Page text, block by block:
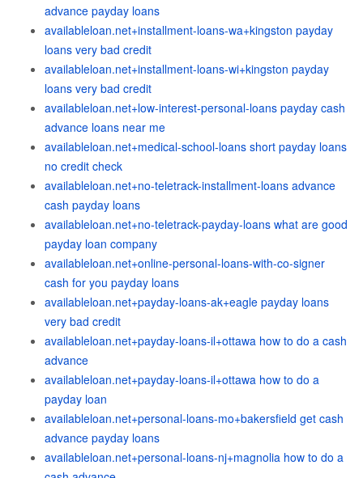
advance payday loans
availableloan.net+installment-loans-wa+kingston payday
loans very bad credit
availableloan.net+installment-loans-wi+kingston payday
loans very bad credit
availableloan.net+low-interest-personal-loans payday cash
advance loans near me
availableloan.net+medical-school-loans short payday loans
no credit check
availableloan.net+no-teletrack-installment-loans advance
cash payday loans
availableloan.net+no-teletrack-payday-loans what are good
payday loan company
availableloan.net+online-personal-loans-with-co-signer
cash for you payday loans
availableloan.net+payday-loans-ak+eagle payday loans
very bad credit
availableloan.net+payday-loans-il+ottawa how to do a cash
advance
availableloan.net+payday-loans-il+ottawa how to do a
payday loan
availableloan.net+personal-loans-mo+bakersfield get cash
advance payday loans
availableloan.net+personal-loans-nj+magnolia how to do a